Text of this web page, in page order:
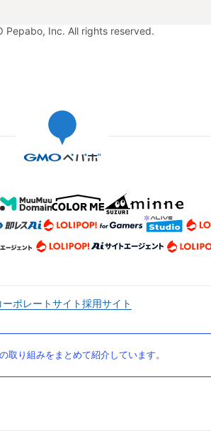
Pepabo, Inc. All rights reserved.
ーポレートサイト採用サイト
り組みをまとめて紹介しています。